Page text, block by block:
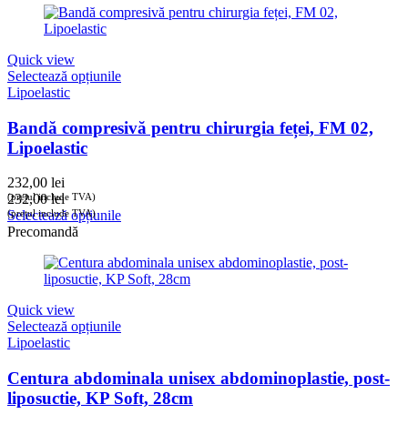
Quick view
Selectează opțiunile
Lipoelastic
Bandă compresivă pentru chirurgia feței, FM 02,
Lipoelastic
232,00 lei
(prețul include TVA)
232,00lei
(prețul include TVA)
Selectează opțiunile
Precomandă
Quick view
Selectează opțiunile
Lipoelastic
Centura abdominala unisex abdominoplastie, post-
liposuctie, KP Soft, 28cm